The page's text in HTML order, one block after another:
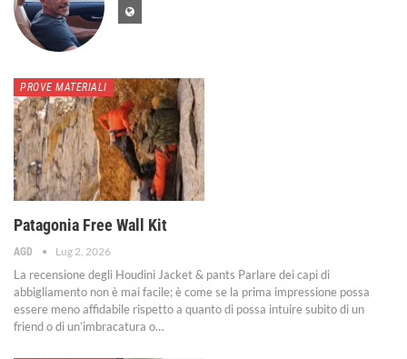
PROVE MATERIALI
Patagonia Free Wall Kit
AGD Lug 2, 2026
La recensione degli Houdini Jacket & pants Parlare dei capi di
abbigliamento non è mai facile; è come se la prima impressione possa
essere meno affidabile rispetto a quanto di possa intuire subito di un
friend o di un’imbracatura o…